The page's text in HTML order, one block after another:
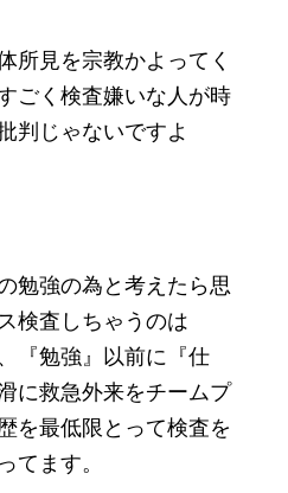
所見を宗教かよってく
ごく検査嫌いな人が時
判じゃないですよ
勉強の為と考えたら思
検査しちゃうのは
『勉強』以前に『仕
に救急外来をチームプ
を最低限とって検査を
てます。